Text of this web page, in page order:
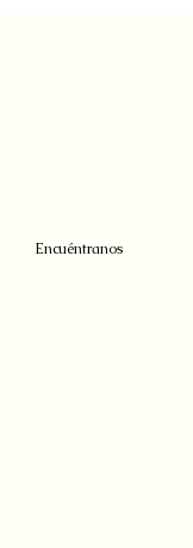
Encuéntranos